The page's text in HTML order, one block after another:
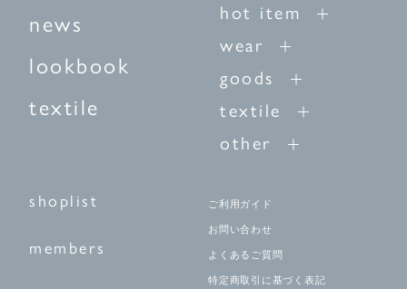
news
lookbook
textile
hot item
wear
goods
textile
other
shoplist
members
ご利用ガイド
お問い合わせ
よくあるご質問
特定商取引に基づく表記